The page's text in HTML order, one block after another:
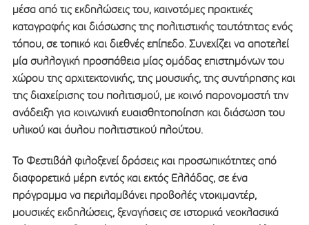
μέσα από τις εκδηλώσεις του, καινοτόμες πρακτικές
καταγραφής και διάσωσης της πολιτιστικής ταυτότητας ενός
τόπου, σε τοπικό και διεθνές επίπεδο. Συνεχίζει να αποτελεί
μία συλλογική προσπάθεια μίας ομάδας επιστημόνων του
χώρου της αρχιτεκτονικής, της μουσικής, της συντήρησης και
της διαχείρισης του πολιτισμού, με κοινό παρονομαστή την
ανάδειξη για κοινωνική ευαισθητοποίηση και διάσωση του
υλικού και άυλου πολιτιστικού πλούτου.
Το Φεστιβάλ φιλοξενεί δράσεις και προσωπικότητες από
διαφορετικά μέρη εντός και εκτός Ελλάδας, σε ένα
πρόγραμμα να περιλαμβάνει προβολές ντοκιμαντέρ,
μουσικές εκδηλώσεις, ξεναγήσεις σε ιστορικά νεοκλασικά